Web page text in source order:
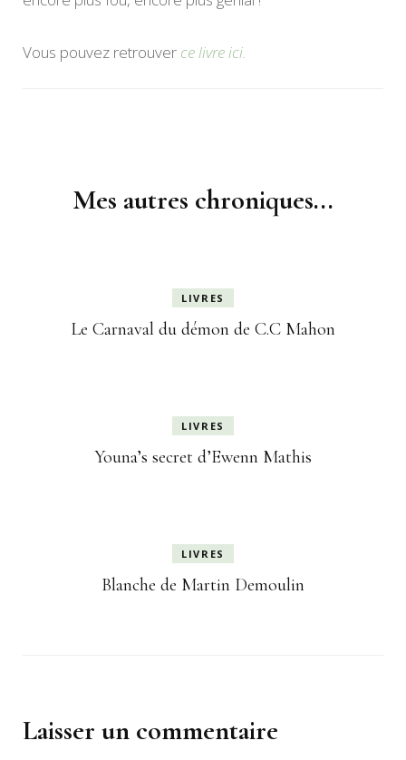
Vous pouvez retrouver ce livre ici.
Mes autres chroniques...
LIVRES
Le Carnaval du démon de C.C Mahon
LIVRES
Youna’s secret d’Ewenn Mathis
LIVRES
Blanche de Martin Demoulin
Laisser un commentaire